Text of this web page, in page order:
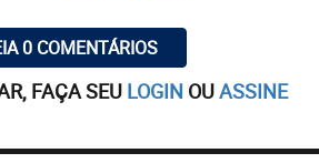
0 COMENTÁRIOS
FAÇA SEU LOGIN OUASSINE